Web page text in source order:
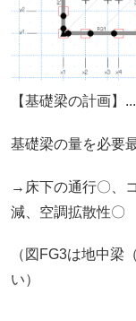
【基礎梁の計画】
基礎梁の量を必要
→床下の通行〇、
減、空調拡散性〇
（図FG3は地中梁
い）